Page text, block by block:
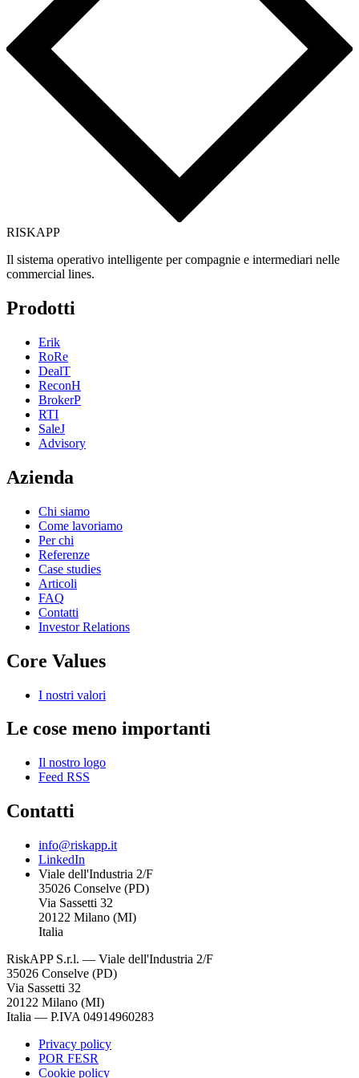
RISKAPP
Il sistema operativo intelligente per compagnie e intermediari nelle
commercial lines.
Prodotti
Erik
RoRe
DealT
ReconH
BrokerP
RTI
SaleJ
Advisory
Azienda
Chi siamo
Come lavoriamo
Per chi
Referenze
Case studies
Articoli
FAQ
Contatti
Investor Relations
Core Values
I nostri valori
Le cose meno importanti
Il nostro logo
Feed RSS
Contatti
info@riskapp.it
LinkedIn
Viale dell'Industria 2/F
35026 Conselve (PD)
Via Sassetti 32
20122 Milano (MI)
Italia
RiskAPP S.r.l. — Viale dell'Industria 2/F
35026 Conselve (PD)
Via Sassetti 32
20122 Milano (MI)
Italia — P.IVA 04914960283
Privacy policy
POR FESR
Cookie policy